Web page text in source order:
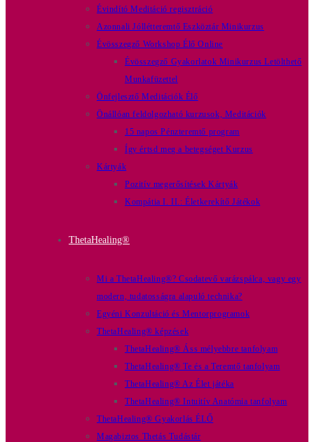
Évindító Meditáció regisztráció
Azonnali Jóllétteremtő Eszköztár Minikurzus
Évösszegző Workshop Élő Online
Évösszegző Gyakorlatok Minikurzus Letölthető
Munkafüzettel
Önfejlesztő Meditációk Élő
Önállóan feldolgozható kurzusok, Meditációk
15 napos Pénzteremtő program
Így értsd meg a betegséget Kurzus
Kártyák
Pozitív megerősítések Kártyák
Kompátia I. II.: Életkerekítő Játékok
ThetaHealing®
Mi a ThetaHealing®? Csodatevő varázspálca, vagy egy
modern, tudatosságra alapuló technika?
Egyéni Konzultáció és Mentorprogramok
ThetaHealing® képzések
ThetaHealing® Áss mélyebbre tanfolyam
ThetaHealing® Te és a Teremtő tanfolyam
ThetaHealing® Az Élet játéka
ThetaHealing® Intuitív Anatómia tanfolyam
ThetaHealing® Gyakorlás ÉLŐ
Magabiztos Thetás Tudástár